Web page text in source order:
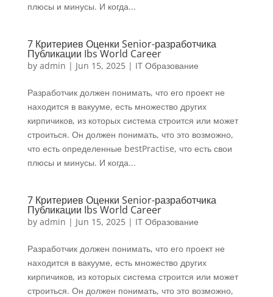
плюсы и минусы. И когда...
7 Критериев Оценки Senior-разработчика
Публикации Ibs World Career
by admin | Jun 15, 2025| IT Образование
Разработчик должен понимать, что его проект не
находится в вакууме, есть множество других
кирпичиков, из которых система строится или может
строиться. Он должен понимать, что это возможно,
что есть определенные bestPractise, что есть свои
плюсы и минусы. И когда...
7 Критериев Оценки Senior-разработчика
Публикации Ibs World Career
by admin | Jun 15, 2025| IT Образование
Разработчик должен понимать, что его проект не
находится в вакууме, есть множество других
кирпичиков, из которых система строится или может
строиться. Он должен понимать, что это возможно,